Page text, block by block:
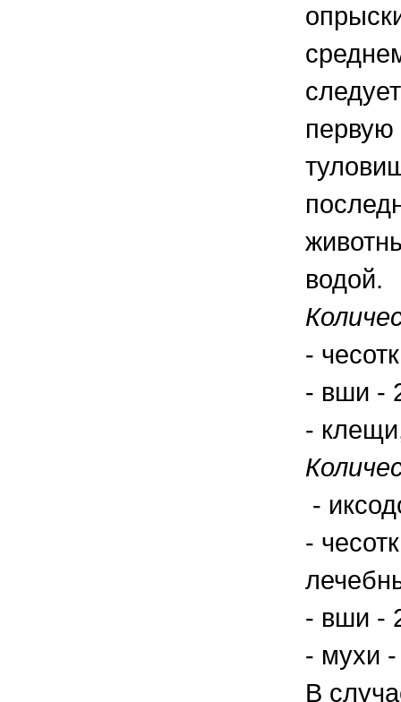
первую
водой.
-
- вши -
-
-
-
- вши -
- мухи
В